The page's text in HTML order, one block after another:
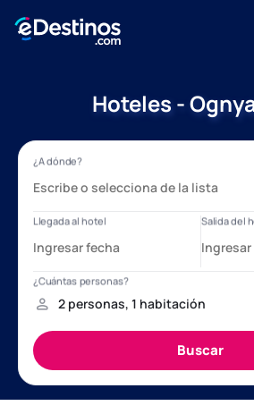
Hoteles -